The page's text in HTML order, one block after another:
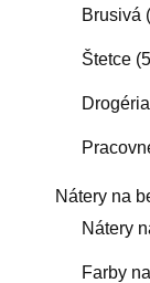
Brusivá
Štetce
Drogéria
Nátery na
Nátery
Farby